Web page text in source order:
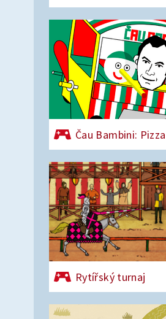
Čau Bambini: Pizza
Rytířský turnaj